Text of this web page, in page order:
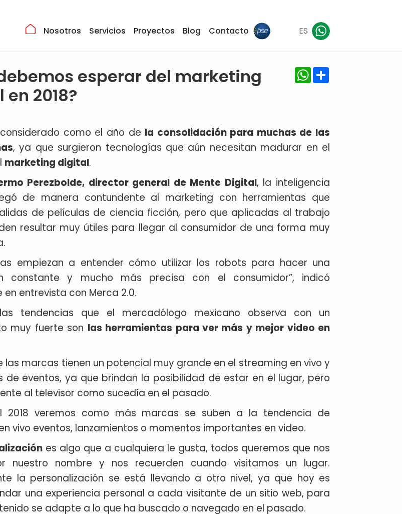
Nosotros Servicios Proyectos Blog Contacto ES
esperar del marketing
2018?
WhatsApp
como el año de la consolidación para muchas de las
, ya que surgieron tecnologías que aún necesitan madurar en el
marketing digital.
Perezbolde, director general de Mente Digital, la inteligencia
de manera contundente al marketing con herramientas que
de películas de ciencia ficción, pero que aplicadas al trabajo
resultar muy útiles para llegar al consumidor de una forma muy
empiezan a entender cómo utilizar los robots para hacer una
constante y mucho más precisa con el consumidor”, indicó
en entrevista con Merca 2.0.
tendencias que el mercadólogo mexicano observa con un
muy fuerte son las herramientas para ver más y mejor video en
las marcas tienen un potencial muy grande en el streaming en vivo y
de eventos, ya que brindan la posibilidad de estar en el lugar, pero
al televisor como sucedía en el pasado.
2018 veremos como más marcas se suben a la tendencia de
vivo eventos, lanzamientos o momentos importantes en video.
es algo que a cualquiera le gusta, todos queremos que nos
nuestro nombre y nos recuerden cuando visitamos un lugar.
la personalización se está llevando a otro nivel, ya que hoy es
una experiencia personal a cada visitante de un sitio web, para
se adapte a lo que ha buscado o navegado en el pasado.